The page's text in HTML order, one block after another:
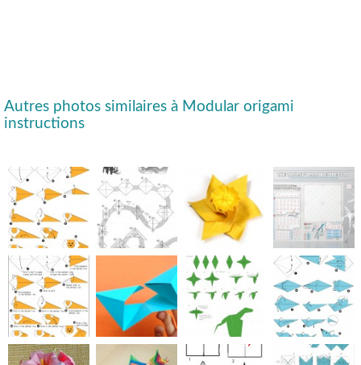
Autres photos similaires à Modular origami
instructions